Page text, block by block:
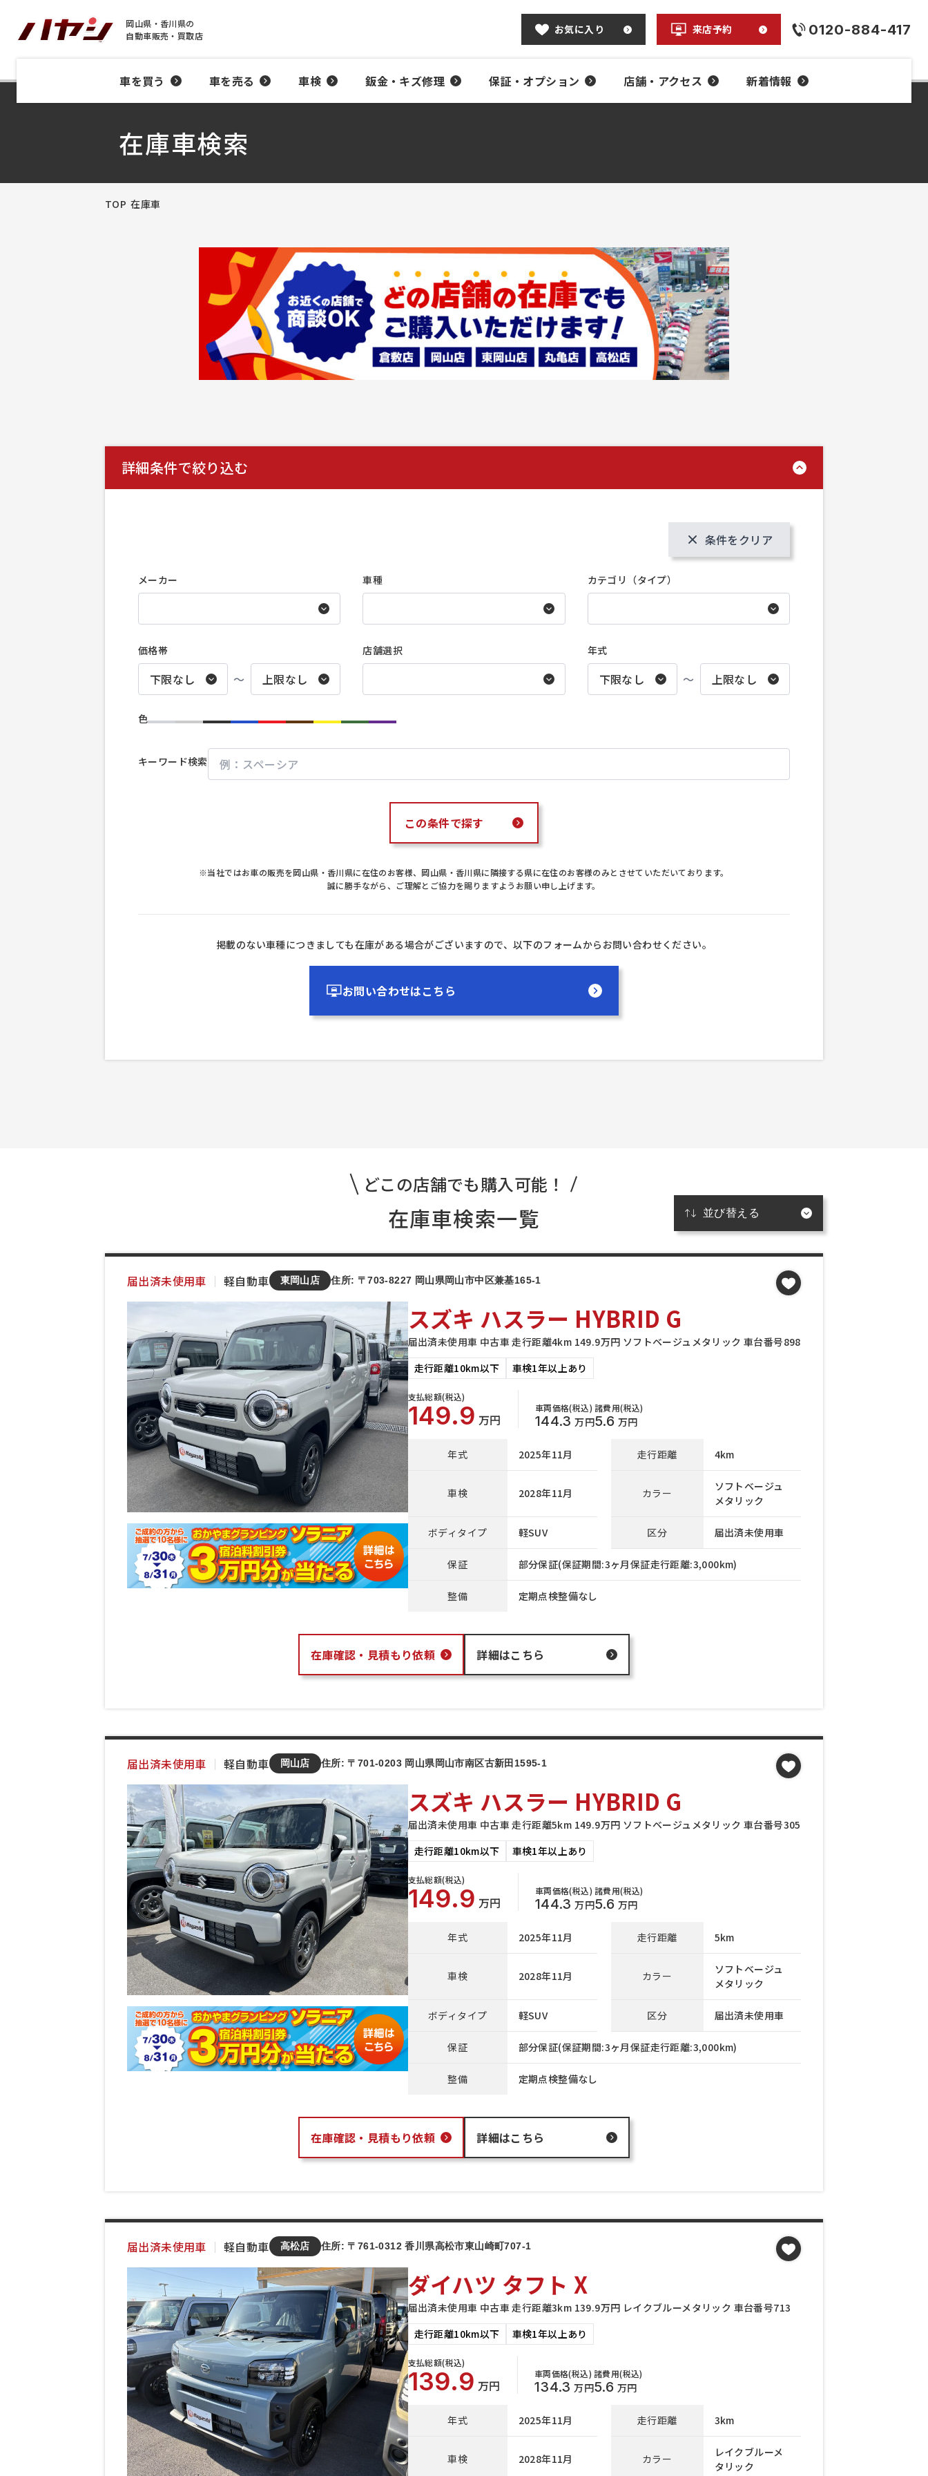
岡山県・香川県の
自動車販売・買取店
お気に入り 来店予約 0120-884-417
車を買う 車を売る 車検 鈑金・キズ修理 保証・オプション 店舗・アクセス 新着情報
在庫車検索
TOP 在庫車
詳細条件で絞り込む
条件をクリア
メーカー 車種 カテゴリ（タイプ）
価格帯
〜
店舗選択 年式
〜
色
キーワード検索
この条件で探す
※当社ではお車の販売を岡山県・香川県に在住のお客様、岡山県・香川県に隣接する県に在住のお客様のみとさせていただいております。
誠に勝手ながら、ご理解とご協力を賜りますようお願い申し上げます。
掲載のない車種につきましても在庫がある場合がございますので、以下のフォームからお問い合わせください。
お問い合わせはこちら
どこの店舗でも購入可能！
在庫車検索一覧
届出済未使用車 ｜ 軽自動車 東岡山店 住所: 〒703-8227 岡山県岡山市中区兼基165-1
スズキ ハスラー HYBRID G
届出済未使用車 中古車 走行距離4km 149.9万円 ソフトベージュメタリック 車台番号898
走行距離10km以下
車検1年以上あり
支払総額(税込)
149.9 万円
車両価格(税込)
144.3 万円
諸費用(税込)
5.6 万円
年式 2025年11月 走行距離 4km
車検 2028年11月 カラー
ソフトベージュ
メタリック
ボディタイプ 軽SUV 区分 届出済未使用車
保証 部分保証(保証期間:3ヶ月保証走行距離:3,000km)
整備 定期点検整備なし
在庫確認・ 見積もり依頼 詳細はこちら
届出済未使用車 ｜ 軽自動車 岡山店 住所: 〒701-0203 岡山県岡山市南区古新田1595-1
スズキ ハスラー HYBRID G
届出済未使用車 中古車 走行距離5km 149.9万円 ソフトベージュメタリック 車台番号305
走行距離10km以下
車検1年以上あり
支払総額(税込)
149.9 万円
車両価格(税込)
144.3 万円
諸費用(税込)
5.6 万円
年式 2025年11月 走行距離 5km
車検 2028年11月 カラー
ソフトベージュ
メタリック
ボディタイプ 軽SUV 区分 届出済未使用車
保証 部分保証(保証期間:3ヶ月保証走行距離:3,000km)
整備 定期点検整備なし
在庫確認・ 見積もり依頼 詳細はこちら
届出済未使用車 ｜ 軽自動車 高松店 住所: 〒761-0312 香川県高松市東山崎町707-1
ダイハツ タフト X
届出済未使用車 中古車 走行距離3km 139.9万円 レイクブルーメタリック 車台番号713
走行距離10km以下
車検1年以上あり
支払総額(税込)
139.9 万円
車両価格(税込)
134.3 万円
諸費用(税込)
5.6 万円
年式 2025年11月 走行距離 3km
車検 2028年11月 カラー
レイクブルーメ
タリック